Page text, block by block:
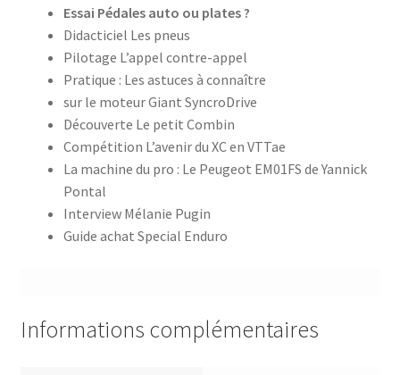
Essai Pédales auto ou plates ?
Didacticiel Les pneus
Pilotage L’appel contre-appel
Pratique : Les astuces à connaître
sur le moteur Giant SyncroDrive
Découverte Le petit Combin
Compétition L’avenir du XC en VTTae
La machine du pro : Le Peugeot EM01FS de Yannick
Pontal
Interview Mélanie Pugin
Guide achat Special Enduro
Informations complémentaires